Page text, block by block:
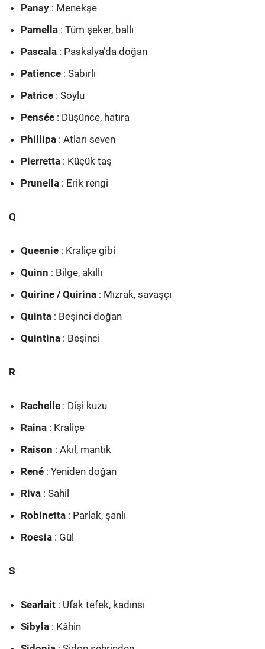
Pansy : Menekşe
Pamella : Tüm şeker, ballı
Pascala : Paskalya’da doğan
Patience : Sabırlı
Patrice : Soylu
Pensée : Düşünce, hatıra
Phillipa : Atları seven
Pierretta : Küçük taş
Prunella : Erik rengi
Q
Queenie : Kraliçe gibi
Quinn : Bilge, akıllı
Quirine / Quirina : Mızrak, savaşçı
Quinta : Beşinci doğan
Quintina : Beşinci
R
Rachelle : Dişi kuzu
Raina : Kraliçe
Raison : Akıl, mantık
René : Yeniden doğan
Riva : Sahil
Robinetta : Parlak, şanlı
Roesia : Gül
S
Searlait : Ufak tefek, kadınsı
Sibyla : Kâhin